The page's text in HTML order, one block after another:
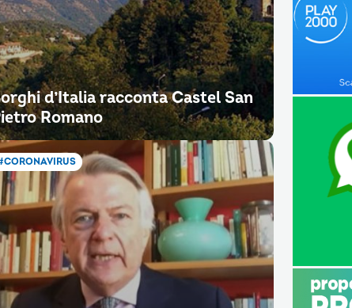
d’Italia racconta Castel San
Romano